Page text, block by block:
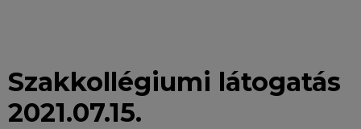
Szakkollégiumi látogatás
2021.07.15.